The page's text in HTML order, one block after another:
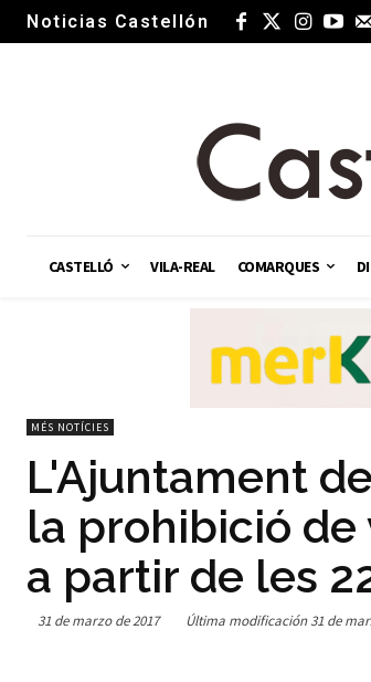
Noticias Castellón
CASTELLÓ VILA-REAL COMARQUES
MÉS NOTÍCIES
L'Ajuntament
la prohibició
a partir de les
31 de marzo de 2017 Última modificación 31 de